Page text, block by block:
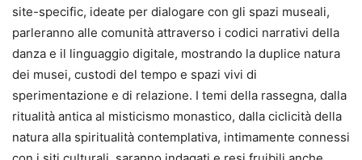
site-specific, ideate per dialogare con gli spazi museali,
parleranno alle comunità attraverso i codici narrativi della
danza e il linguaggio digitale, mostrando la duplice natura
dei musei, custodi del tempo e spazi vivi di
sperimentazione e di relazione. I temi della rassegna, dalla
ritualità antica al misticismo monastico, dalla ciclicità della
natura alla spiritualità contemplativa, intimamente connessi